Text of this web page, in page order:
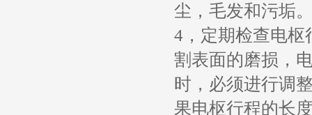
尘，毛发和污垢
4，定期检查电
割表面的磨损，
时，必须进行调
果电枢行程的长